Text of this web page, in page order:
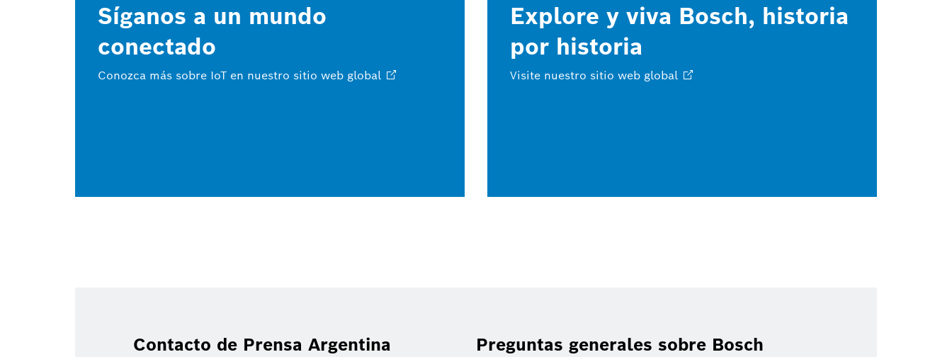
Síganos a un mundo
conectado
Conozca más sobre IoT en nuestro sitio web global
Explore y viva Bosch, historia
por historia
Visite nuestro sitio web global
Contacto de Prensa Argentina Preguntas generales sobre Bosch